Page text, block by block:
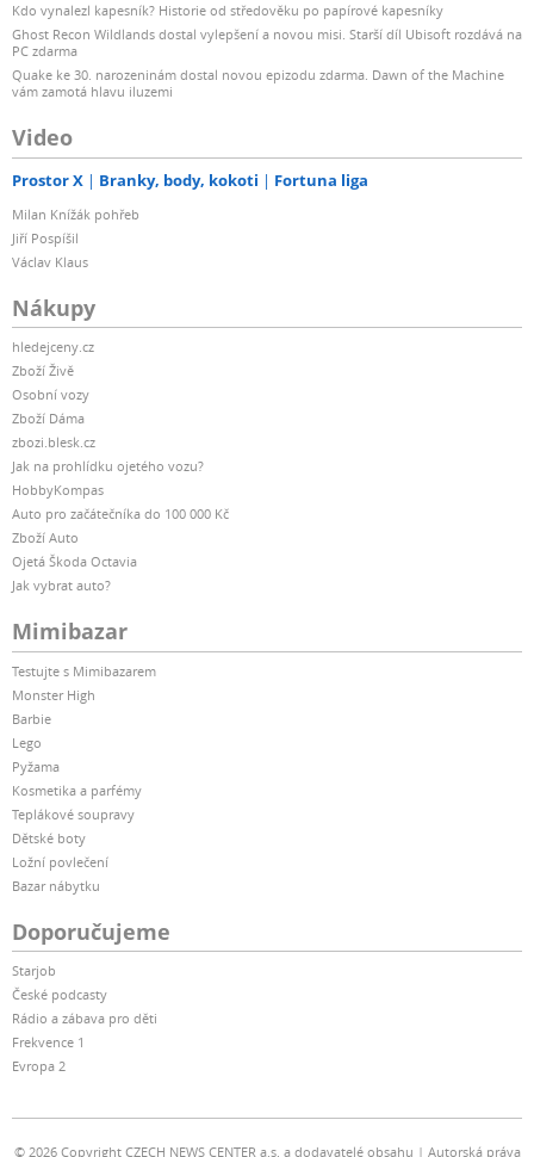
Kdo vynalezl kapesník? Historie od středověku po papírové kapesníky
Ghost Recon Wildlands dostal vylepšení a novou misi. Starší díl Ubisoft rozdává na
PC zdarma
Quake ke 30. narozeninám dostal novou epizodu zdarma. Dawn of the Machine
vám zamotá hlavu iluzemi
Video
Prostor X Branky, body, kokoti Fortuna liga
Milan Knížák pohřeb
Jiří Pospíšil
Václav Klaus
Nákupy
hledejceny.cz
Zboží Živě
Osobní vozy
Zboží Dáma
zbozi.blesk.cz
Jak na prohlídku ojetého vozu?
HobbyKompas
Auto pro začátečníka do 100 000 Kč
Zboží Auto
Ojetá Škoda Octavia
Jak vybrat auto?
Mimibazar
Testujte s Mimibazarem
Monster High
Barbie
Lego
Pyžama
Kosmetika a parfémy
Teplákové soupravy
Dětské boty
Ložní povlečení
Bazar nábytku
Doporučujeme
Starjob
České podcasty
Rádio a zábava pro děti
Frekvence 1
Evropa 2
© 2026 Copyright CZECH NEWS CENTER a.s. a dodavatelé obsahu Autorská práva